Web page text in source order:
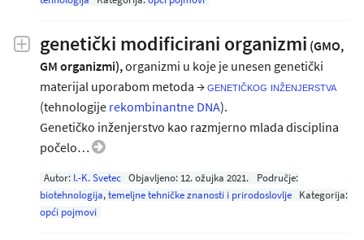
genetički modificirani organizmi (GMO,
GM organizmi),organizmi u koje je unesen genetički
materijal uporabom metoda →genetičkog inženjerstva
(tehnologije rekombinantne DNA).
Genetičko inženjerstvo kao razmjerno mlada disciplina
počelo…
Autor: I.-K. Svetec Objavljeno: 12. ožujka 2021.
Područje:
biotehnologija, temeljne tehničke znanosti i prirodoslovlje
Kategorija:
opći pojmovi